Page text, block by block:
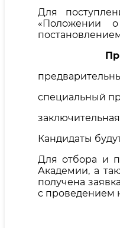
Для
«Положении
специальный
Кандидаты
Для отбора и
Академии, а
получена
с проведением